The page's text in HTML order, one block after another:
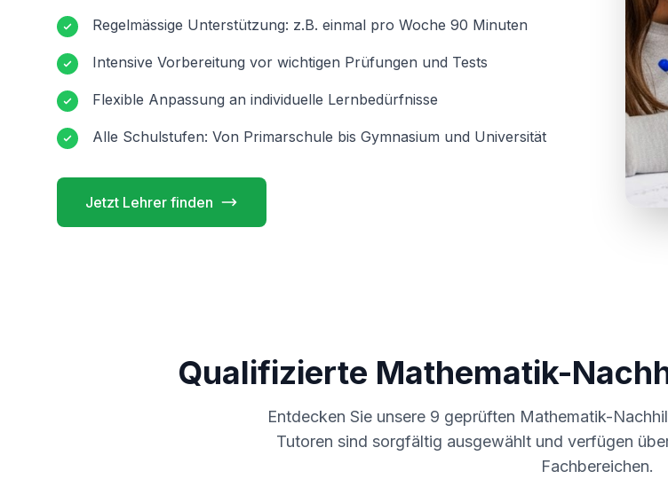
Regelmässige Unterstützung: z.B. einmal pro Woche 90 Minuten
Intensive Vorbereitung vor wichtigen Prüfungen und Tests
Flexible Anpassung an individuelle Lernbedürfnisse
Alle Schulstufen: Von Primarschule bis Gymnasium und Universität
Jetzt Lehrer finden
Qualifizierte Mathematik-
Entdecken Sie unsere 9 geprüften Mathematik-
Tutoren sind sorgfältig ausgewählt und verfügen
Fachbereichen.